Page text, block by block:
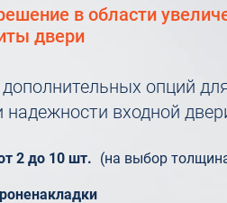
в области
двери
опций
входной
2 до 10 шт. (на выбор